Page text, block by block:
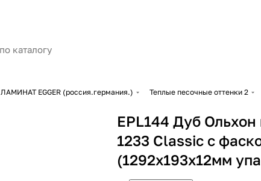
ЛАМИНАТ EGGER (россия.германия.) Теплые песочные оттенки 2
EPL144 Дуб
1233 Сlassic с
(1292х193х12мм